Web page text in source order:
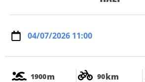
04/07/2026 11:00
1900m 90km